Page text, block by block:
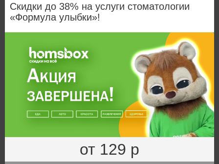
Скидки до 38% на услуги стоматологии
«Формула улыбки»!
от 129 р